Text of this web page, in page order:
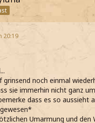
20:19
grinsend noch einmal
sie immerhin nicht ganz
dass es so aussieht
Umarmung und den